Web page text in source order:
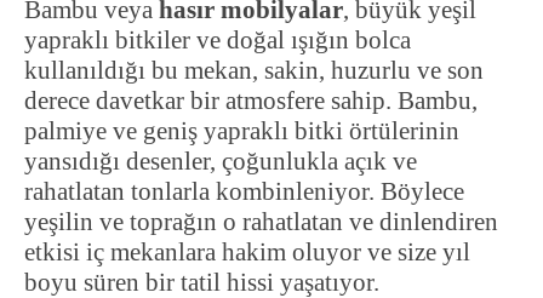
Bambu veya hasır mobilyalar, büyük yeşil
yapraklı bitkiler ve doğal ışığın bolca
kullanıldığı bu mekan, sakin, huzurlu ve son
derece davetkar bir atmosfere sahip. Bambu,
palmiye ve geniş yapraklı bitki örtülerinin
yansıdığı desenler, çoğunlukla açık ve
rahatlatan tonlarla kombinleniyor. Böylece
yeşilin ve toprağın o rahatlatan ve dinlendiren
etkisi iç mekanlara hakim oluyor ve size yıl
boyu süren bir tatil hissi yaşatıyor.